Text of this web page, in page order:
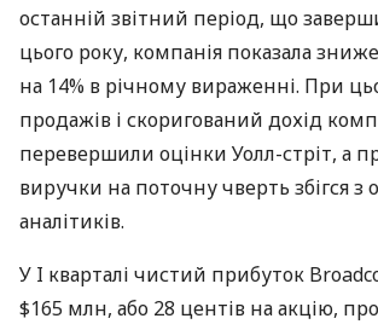
останній звітний період, що
цього року, компанія показала
на 14% в річному вираженні. При
продажів і скоригований дохід
перевершили оцінки Уолл-стріт, а
виручки на поточну чверть збігся з
аналітиків.
У I кварталі чистий прибуток
$165 млн, або 28 центів на акцію,